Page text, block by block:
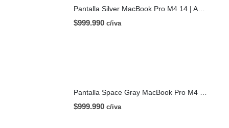
$999.990 c/iva
$999.990 c/iva